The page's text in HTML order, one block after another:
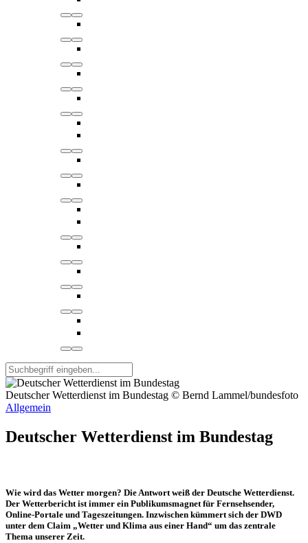
Deutscher Wetterdienst im Bundestag © Bernd Lammel/bundesfoto
Allgemein
Deutscher Wetterdienst im Bundestag
Wie wird das Wetter morgen? Die Antwort weiß der Deutsche Wetterdienst.
Der Wetterbericht ist immer ein Publikumsmagnet für Fernsehsender,
Online-Portale und Tageszeitungen. Inzwischen kümmert sich der DWD
unter dem Claim „Wetter und Klima aus einer Hand“ um das zentrale
Thema unserer Zeit.